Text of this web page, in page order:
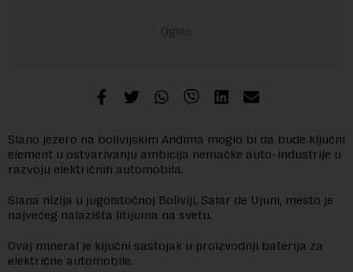
Slano jezero na bolivijskim Andima moglo bi da bude ključni
element u ostvarivanju ambicija nemačke auto-industrije u
razvoju električnih automobila.
Slana nizija u jugoistočnoj Boliviji, Salar de Ujuni, mesto je
najvećeg nalazišta litijuma na svetu.
Ovaj mineral je ključni sastojak u proizvodnji baterija za
električne automobile.